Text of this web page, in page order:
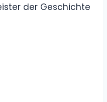
der Geschichte